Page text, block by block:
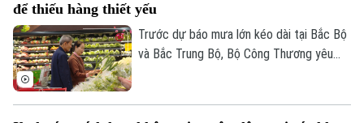
để thiếu hàng thiết yếu
Trước dự báo mưa lớn kéo dài tại Bắc Bộ
và Bắc Trung Bộ, Bộ Công Thương yêu